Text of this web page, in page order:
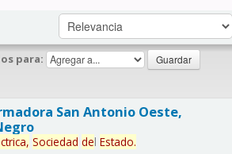
para:
San Antonio Oeste,
Sociedad del Estado.